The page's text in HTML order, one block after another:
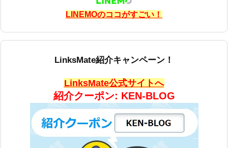
LINEMOのココがすごい！
LinksMate紹介キャンペーン！
LinksMate公式サイトへ
紹介クーポン: KEN-BLOG